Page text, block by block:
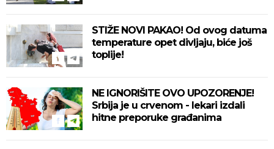
STIŽE NOVI PAKAO! Od ovog datuma
temperature opet divljaju, biće još
toplije!
NE IGNORIŠITE OVO UPOZORENJE!
Srbija je u crvenom - lekari izdali
hitne preporuke građanima